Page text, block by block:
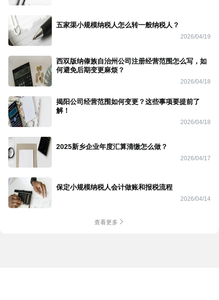
五家渠小规模纳税人怎么转一般纳税人？
2026/04/19
西双版纳傣族自治州公司注册经营范围怎么写，如
何避免后期变更麻烦？
2026/04/18
揭阳公司经营范围如何变更？这些事项要提前了
解！
2026/04/18
2025新乡企业年度汇算清缴怎么做？
2026/04/17
保定小规模纳税人会计做账和报税流程
2026/04/14
查看更多